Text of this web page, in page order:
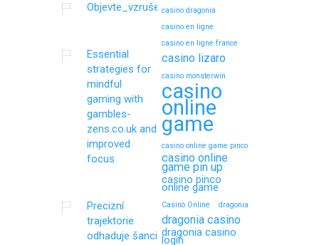
Essential
strategies for
mindful
gaming with
gambles-
zens.co.uk and
improved
focus
Precizní
trajektorie
odhaduje šanci
casino dragonia
casino en ligne
casino en ligne france
casino lizaro
casino monsterwin
casino
online
game
casino online game pinco
casino online
game pin up
casino pinco
online game
Casinò Online dragonia
dragonia casino
dragonia casino
login